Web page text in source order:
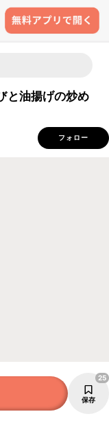
と油揚げの炒め
フォロー
保存
25